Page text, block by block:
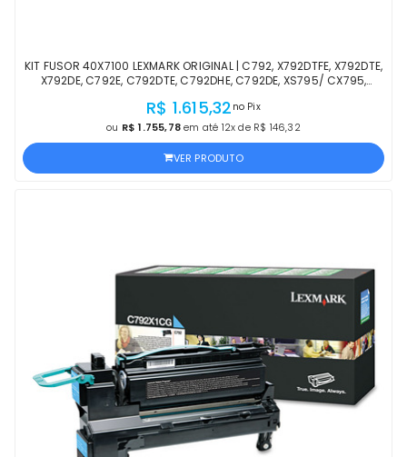
KIT FUSOR 40X7100 LEXMARK ORIGINAL | C792, X792DTFE, X792DTE,
X792DE, C792E, C792DTE, C792DHE, C792DE, XS795/ CX795,
R$ 1.615,32 no Pix
ou R$ 1.755,78em até 12x de R$ 146,32
VER PRODUTO